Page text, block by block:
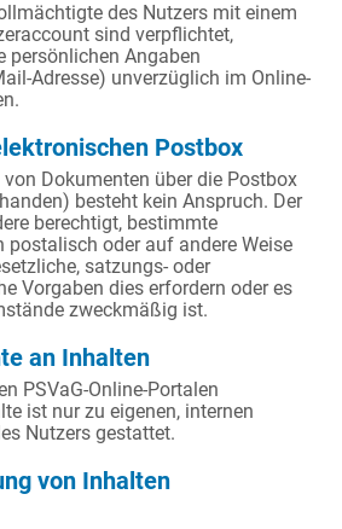
des Nutzers mit einem
sind verpflichtet,
persönlichen Angaben
Adresse) unverzüglich im Online-
Postbox
Dokumenten über die Postbox
besteht kein Anspruch. Der
berechtigt, bestimmte
postalisch oder auf andere Weise
satzungs- oder
Vorgaben dies erfordern oder es
zweckmäßig ist.
an Inhalten
PSVaG-Online-Portalen
ist nur zu eigenen, internen
Nutzers gestattet.
von Inhalten